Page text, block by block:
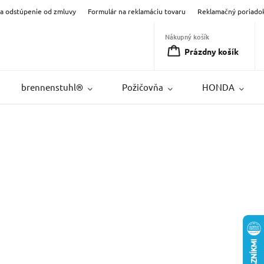
odstúpenie od zmluvy Formulár na reklamáciu tovaru Reklamačný
Nákupný košík
Prázdny košík
brennenstuhl® Požičovňa HONDA